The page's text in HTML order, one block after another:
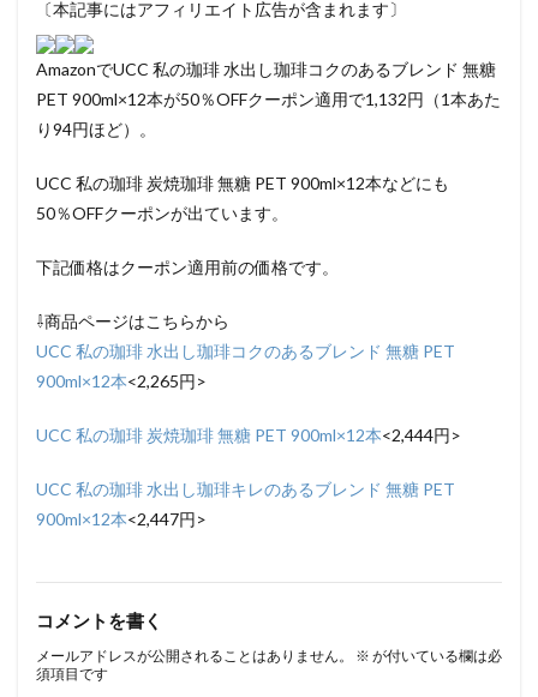
〔本記事にはアフィリエイト広告が含まれます〕
AmazonでUCC 私の珈琲 水出し珈琲コクのあるブレンド 無糖
PET 900ml×12本が50％OFFクーポン適用で1,132円（1本あた
り94円ほど）。
UCC 私の珈琲 炭焼珈琲 無糖 PET 900ml×12本などにも
50％OFFクーポンが出ています。
下記価格はクーポン適用前の価格です。
⇩商品ページはこちらから
UCC 私の珈琲 水出し珈琲コクのあるブレンド 無糖 PET
900ml×12本<2,265円>
UCC 私の珈琲 炭焼珈琲 無糖 PET 900ml×12本<2,444円>
UCC 私の珈琲 水出し珈琲キレのあるブレンド 無糖 PET
900ml×12本<2,447円>
コメントを書く
メールアドレスが公開されることはありません。 ※ が付いている欄は必
須項目です